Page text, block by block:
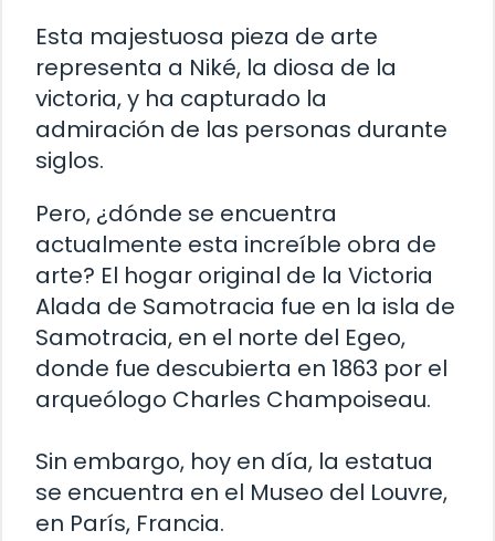
Esta majestuosa pieza de arte
representa a Niké, la diosa de la
victoria, y ha capturado la
admiración de las personas durante
siglos.
Pero, ¿dónde se encuentra
actualmente esta increíble obra de
arte? El hogar original de la Victoria
Alada de Samotracia fue en la isla de
Samotracia, en el norte del Egeo,
donde fue descubierta en 1863 por el
arqueólogo Charles Champoiseau.
Sin embargo, hoy en día, la estatua
se encuentra en el Museo del Louvre,
en París, Francia.